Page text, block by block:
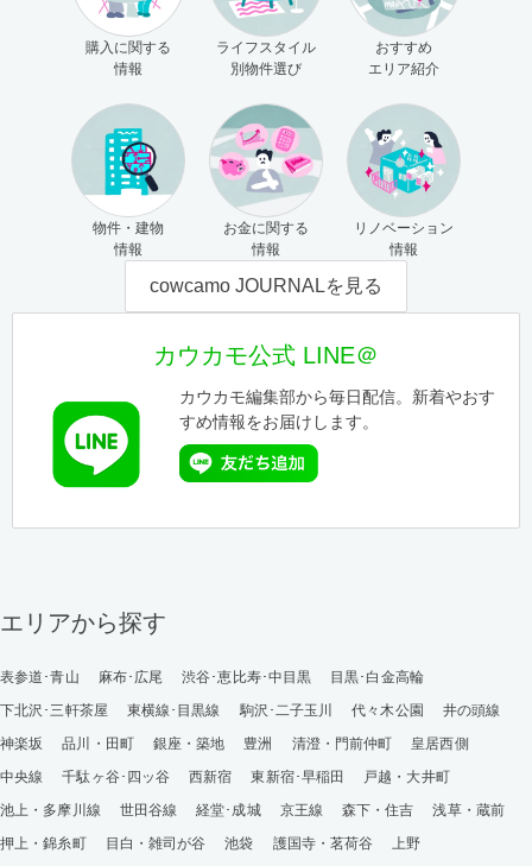
購入に関する
情報
ライフスタイル
別物件選び
おすすめ
エリア紹介
物件・建物
情報
お金に関する
情報
リノベーション
情報
cowcamo JOURNALを見る
カウカモ公式 LINE＠
カウカモ編集部から毎日配信。新着やおす
すめ情報をお届けします。
エリアから探す
表参道･青山 麻布･広尾 渋谷･恵比寿･中目黒
目黒･白金高輪
下北沢･三軒茶屋
東横線･目黒線 駒沢･二子玉川 代々木公園
井の頭線
神楽坂
品川・田町 銀座・築地 豊洲 清澄・門前仲町
皇居西側
中央線
千駄ヶ谷･四ッ谷 西新宿 東新宿･早稲田
戸越・大井町
池上・多摩川線
世田谷線 経堂･成城 京王線 森下・住吉
浅草・蔵前
押上・錦糸町
目白・雑司が谷 池袋 護国寺・茗荷谷
上野